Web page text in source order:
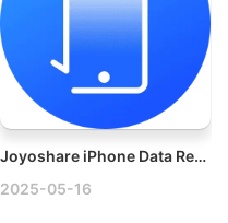
Joyoshare iPhone Data Recovery v2.5.0 Mac iPhone数据恢复破解版
2025-05-16